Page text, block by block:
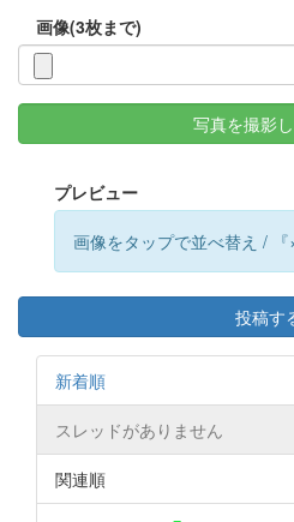
画像(3枚まで)
写真を撮影
プレビュー
画像をタップで並べ替え /
投稿す
新着順
スレッドがありません
関連順